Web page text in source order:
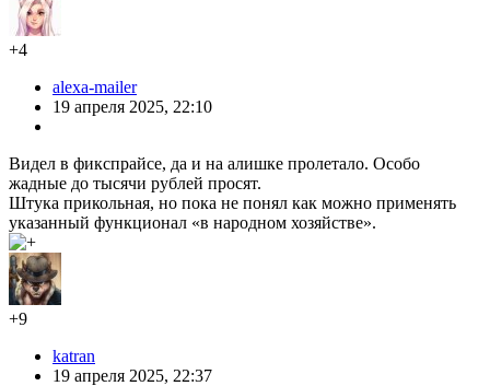
+4
alexa-mailer
19 апреля 2025, 22:10
Видел в фикспрайсе, да и на алишке пролетало. Особо
жадные до тысячи рублей просят.
Штука прикольная, но пока не понял как можно применять
указанный функционал «в народном хозяйстве».
+9
katran
19 апреля 2025, 22:37